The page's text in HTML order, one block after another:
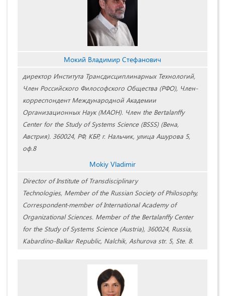
Мокий Владимир Стефанович
директор Института Трансдисциплинарных Технологий,
Член Российского Философского Общества (РФО), Член-
корреспондент Международной Академии
Организационных Наук (МАОН). Член the Bertalanffy
Center for the Study of Systems Science (BSSS) (Вена,
Австрия). 360024, РФ, КБР, г. Нальчик, улица Ашурова 5,
оф.8
Mokiy Vladimir
Director of Institute of Transdisciplinary
Technologies, Member of the Russian Society of Philosophy,
Correspondent-member of International Academy of
Organizational Sciences. Member of the Bertalanffy Center
for the Study of Systems Science (Austria), 360024, Russia,
Kabardino-Balkar Republic, Nalchik, Ashurova str. 5, Ste. 8.